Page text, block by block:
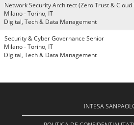
Network Security Architect (Zero Trust & Cloud
Milano - Torino, IT
Digital, Tech & Data Management
Security & Cyber Governance Senior
Milano - Torino, IT
Digital, Tech & Data Management
INTESA